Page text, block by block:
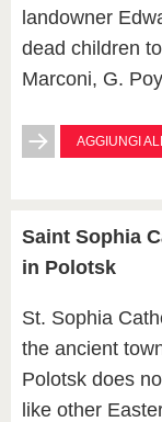
landowner
dead children
Marconi, G.
AGGIUNGI
Saint Sophia
in Polotsk
St. Sophia
the ancient
Polotsk does
like other